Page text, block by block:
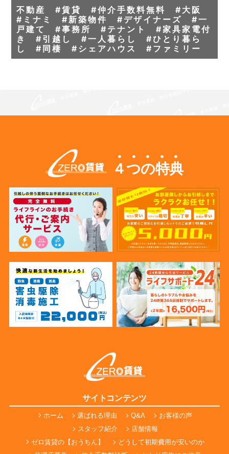
不動産 #賃貸 #仲介手数料無料 #大阪
#ミナミ #新築物件 #デザイナーズ #一
戸建て #事務所 #テナント #家具家電付
き #引越し #一人暮らし #ひとり暮ら
し #同棲 #シェアハウス #ファミリー
４つの特典
サイトコンテンツ
ホーム 選ばれる理由 Q&A
お客様の声
スタッフ紹介
店舗情報
ゼロ賃貸の【おうちん】
どうして初期費用が安いのか